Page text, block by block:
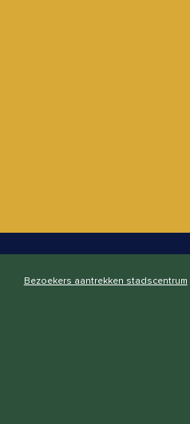
Bezoekers aantrekken stadscentrum